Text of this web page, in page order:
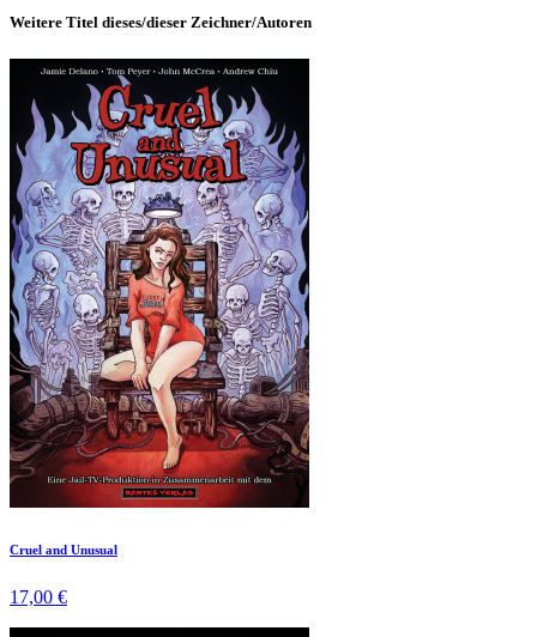
Weitere Titel dieses/dieser Zeichner/Autoren
Cruel and Unusual
17,00 €